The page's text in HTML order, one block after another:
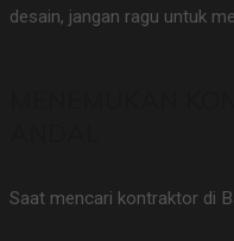
desain, jangan ragu untuk
Saat mencari kontraktor di